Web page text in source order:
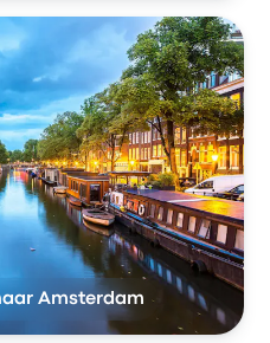
Amsterdam